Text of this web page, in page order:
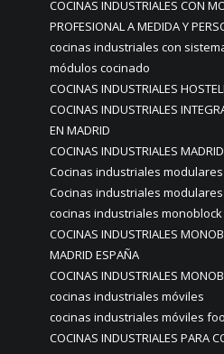
COCINAS INDUSTRIALES CON
PROFESIONAL A MEDIDA Y
cocinas industriales con
módulos cocinado
COCINAS INDUSTRIALES
COCINAS INDUSTRIALES
EN MADRID
COCINAS INDUSTRIALES MADRID
Cocinas industriales modulares
Cocinas industriales
cocinas industriales
COCINAS INDUSTRIALES
MADRID ESPAÑA
COCINAS INDUSTRIALES
cocinas industriales móviles
cocinas industriales móviles
COCINAS INDUSTRIALES PARA